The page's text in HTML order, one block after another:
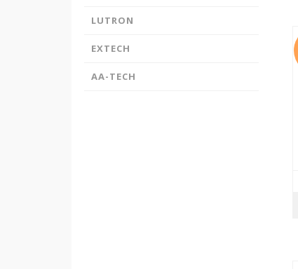
LUTRON
EXTECH
AA-TECH